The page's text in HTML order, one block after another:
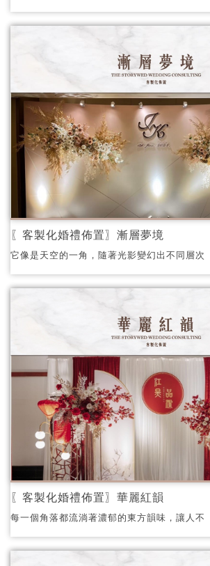
代風華的人生旅程
〖客製化婚禮佈置〗漸層夢境
它像是天空的一角，隨著光影變幻出不同層次
的色彩，讓人不禁想起愛情中那無數美好的瞬
間。
〖客製化婚禮佈置〗華麗紅韻
每一個角落都流淌著濃郁的東方韻味，讓人不